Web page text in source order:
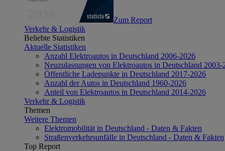
Zum Report
Verkehr & Logistik
Beliebte Statistiken
Aktuelle Statistiken
Anzahl Elektroautos in Deutschland 2006-2026
Neuzulassungen von Elektroautos in Deutschland 2003-
Öffentliche Ladepunkte in Deutschland 2017-2026
Anzahl der Autos in Deutschland 1960-2026
Anteil von Elektroautos in Deutschland 2014-2026
Verkehr & Logistik
Themen
Weitere Themen
Elektromobilität in Deutschland - Daten & Fakten
Straßenverkehrsunfälle in Deutschland - Daten & Fakten
Top Report